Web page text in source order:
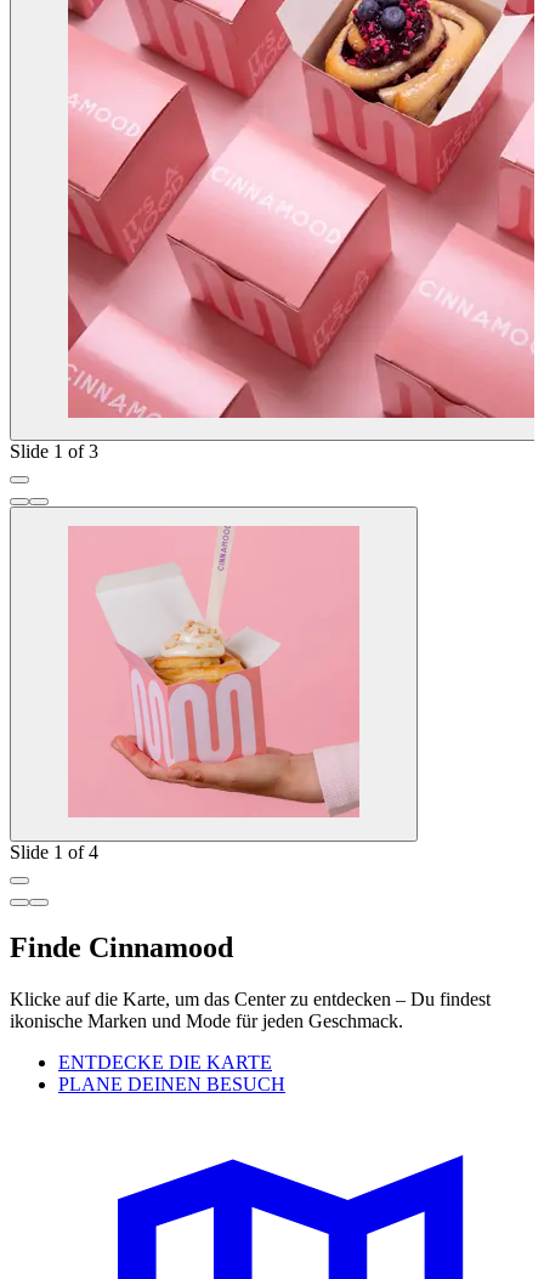
Slide 1 of 3
Slide 1 of 4
Finde Cinnamood
Klicke auf die Karte, um das Center zu entdecken – Du findest
ikonische Marken und Mode für jeden Geschmack.
ENTDECKE DIE KARTE
PLANE DEINEN BESUCH